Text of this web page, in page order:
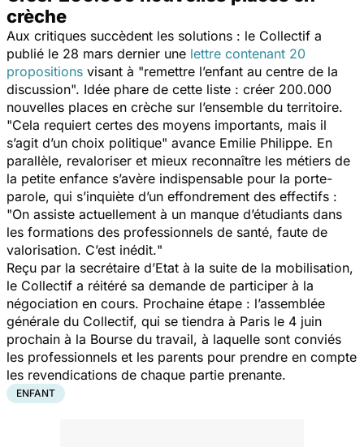
crèche
Aux critiques succèdent les solutions : le Collectif a
publié le 28 mars dernier une lettre contenant 20
propositions visant à "remettre l’enfant au centre de la
discussion". Idée phare de cette liste : créer 200.000
nouvelles places en crèche sur l’ensemble du territoire.
"Cela requiert certes des moyens importants, mais il
s’agit d’un choix politique" avance Emilie Philippe. En
parallèle, revaloriser et mieux reconnaître les métiers de
la petite enfance s’avère indispensable pour la porte-
parole, qui s’inquiète d’un effondrement des effectifs :
"On assiste actuellement à un manque d’étudiants dans
les formations des professionnels de santé, faute de
valorisation. C’est inédit."
Reçu par la secrétaire d’Etat à la suite de la mobilisation,
le Collectif a réitéré sa demande de participer à la
négociation en cours. Prochaine étape : l’assemblée
générale du Collectif, qui se tiendra à Paris le 4 juin
prochain à la Bourse du travail, à laquelle sont conviés
les professionnels et les parents pour prendre en compte
les revendications de chaque partie prenante.
ENFANT